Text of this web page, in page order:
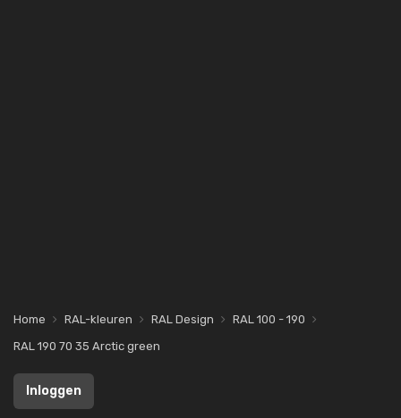
Home RAL-kleuren RAL Design
RAL 100 - 190
RAL 190 70 35 Arctic green
Inloggen